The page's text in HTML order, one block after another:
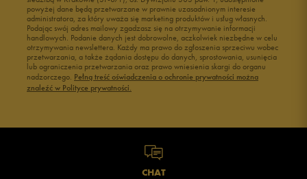
powyżej dane będą przetwarzane w prawnie uzasadnionym interesie
administratora, za który uważa się marketing produktów i usług własnych.
Podając swój adres mailowy zgadzasz się na otrzymywanie informacji
handlowych. Podanie danych jest dobrowolne, aczkolwiek niezbędne w celu
otrzymywania newslettera. Każdy ma prawo do zgłoszenia sprzeciwu wobec
przetwarzania, a także żądania dostępu do danych, sprostowania, usunięcia
lub ograniczenia przetwarzania oraz prawo wniesienia skargi do organu
nadzorczego. Pełną treść oświadczenia o ochronie prywatności można
znaleźć w Polityce prywatności.
CHAT